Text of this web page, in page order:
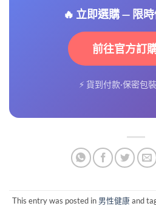
🔥 立即選購 — 限
前往官方訂
⚡ 貨到付款·保密包
This entry was posted in 男性健康and